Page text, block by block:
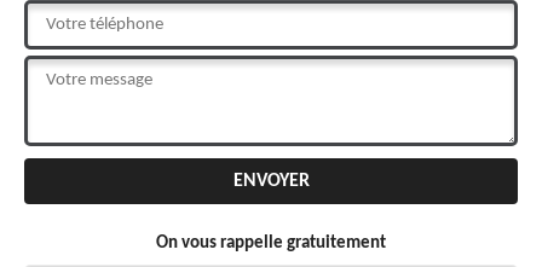
On vous rappelle gratuitement